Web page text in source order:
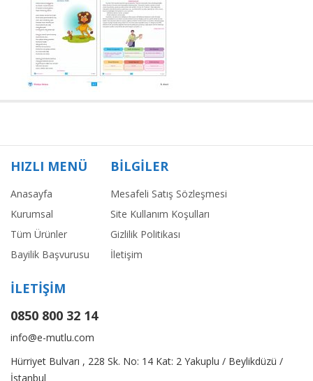
HIZLI MENÜ
Anasayfa
Kurumsal
Tüm Ürünler
Bayilik Başvurusu
BİLGİLER
Mesafeli Satış Sözleşmesi
Site Kullanım Koşulları
Gizlilik Politikası
İletişim
İLETİŞİM
0850 800 32 14
info@e-mutlu.com
Hürriyet Bulvarı , 228 Sk. No: 14 Kat: 2 Yakuplu / Beylikdüzü /
İstanbul